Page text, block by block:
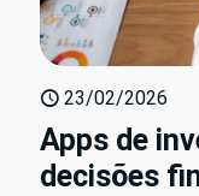
23/02/2026
Apps de
decisões